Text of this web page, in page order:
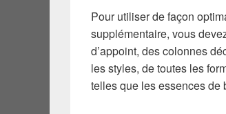
Pour utiliser de façon
supplémentaire, vous
d’appoint, des colonnes
les styles, de toutes les
telles que les essences de